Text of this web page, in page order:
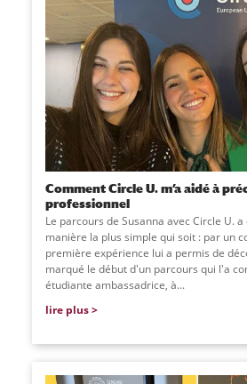
Comment Circle U. m’a aidé à
professionnel
Le parcours de Susanna avec Circle U.
manière la plus simple qui soit : par un
première expérience lui a permis de
marqué le début d'un parcours qui l'a
étudiante ambassadrice, à...
lire plus